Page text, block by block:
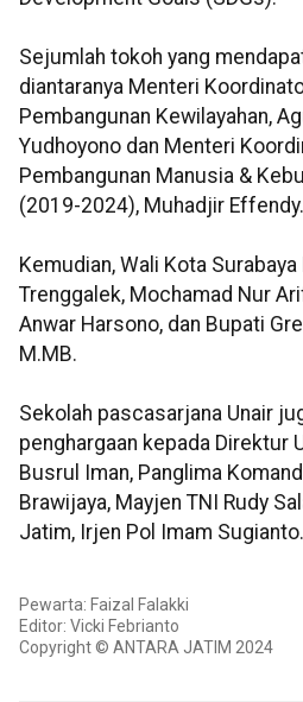
Sejumlah tokoh yang
diantaranya Menteri
Pembangunan Kewilayahan,
Yudhoyono dan Menteri
Pembangunan Manusia &
(2019-2024), Muhadjir Effendy.
Kemudian, Wali Kota Surabaya
Trenggalek, Mochamad Nur
Anwar Harsono, dan Bupati
M.MB.
Sekolah pascasarjana Unair
penghargaan kepada Direktur
Busrul Iman, Panglima
Brawijaya, Mayjen TNI Rudy
Jatim, Irjen Pol Imam Sugianto.
Pewarta: Faizal Falakki
Editor: Vicki Febrianto
Copyright © ANTARA JATIM 2024